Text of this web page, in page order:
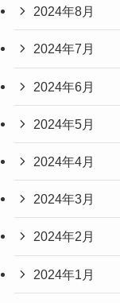
2024年8月
2024年7月
2024年6月
2024年5月
2024年4月
2024年3月
2024年2月
2024年1月